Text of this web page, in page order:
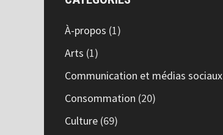
À-propos (1)
Arts (1)
Communication et médias sociaux
Consommation (20)
Culture (69)